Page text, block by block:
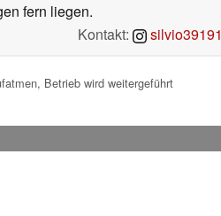
fern liegen.
Kontakt:
silvio39191
Betrieb wird weitergeführt